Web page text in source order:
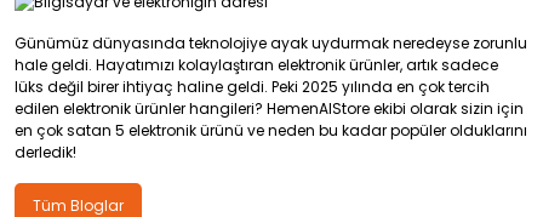
Günümüz dünyasında teknolojiye ayak uydurmak neredeyse zorunlu
hale geldi. Hayatımızı kolaylaştıran elektronik ürünler, artık sadece
lüks değil birer ihtiyaç haline geldi. Peki 2025 yılında en çok tercih
edilen elektronik ürünler hangileri? HemenAlStore ekibi olarak sizin için
en çok satan 5 elektronik ürünü ve neden bu kadar popüler olduklarını
derledik!
Tüm Bloglar